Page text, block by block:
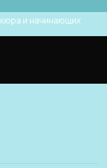
и начинающих